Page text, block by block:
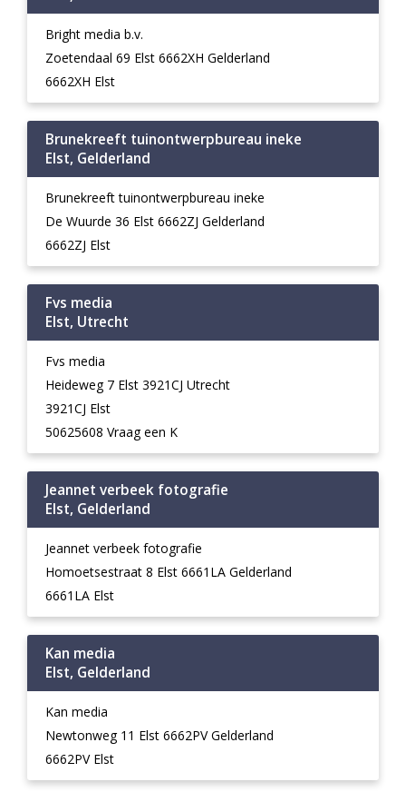
Bright media b.v.
Zoetendaal 69 Elst 6662XH Gelderland
6662XH Elst
Brunekreeft tuinontwerpbureau ineke
Elst, Gelderland
Brunekreeft tuinontwerpbureau ineke
De Wuurde 36 Elst 6662ZJ Gelderland
6662ZJ Elst
Fvs media
Elst, Utrecht
Fvs media
Heideweg 7 Elst 3921CJ Utrecht
3921CJ Elst
50625608 Vraag een K
Jeannet verbeek fotografie
Elst, Gelderland
Jeannet verbeek fotografie
Homoetsestraat 8 Elst 6661LA Gelderland
6661LA Elst
Kan media
Elst, Gelderland
Kan media
Newtonweg 11 Elst 6662PV Gelderland
6662PV Elst